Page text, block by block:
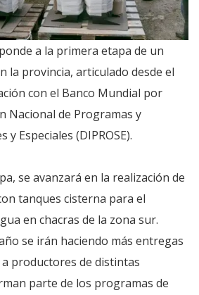
a la primera etapa de un
la provincia, articulado desde el
con el Banco Mundial por
Nacional de Programas y
y Especiales (DIPROSE).
se avanzará en la realización de
tanques cisterna para el
en chacras de la zona sur.
se irán haciendo más entregas
productores de distintas
parte de los programas de